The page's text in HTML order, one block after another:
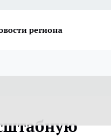
региона